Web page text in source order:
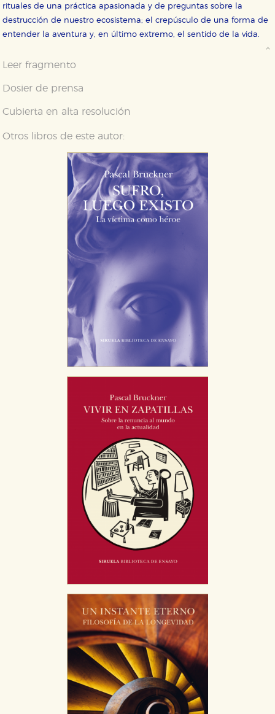
rituales de una práctica apasionada y de preguntas sobre la
destrucción de nuestro ecosistema; el crepúsculo de una forma de
entender la aventura y, en último extremo, el sentido de la vida.
Leer fragmento
Dosier de prensa
Cubierta en alta resolución
Otros libros de este autor:
CONFIGURACIÓN DE COOKIES
Estas cookies son necesarias para que nuestro sitio
nuestro sistema. Es posible hacerlo desde el
áreas de nuestra web dejen de funcionar
correctamente.
Cookies de rendimiento y analíticas
Estas cookies se utilizan para mejorar su experiencia
de navegación y optimizar el funcionamiento de
nuestro sitio web. Almacenan configuraciones de
servicios para que no tenga que reconfigurarlos cada
vez que nos visita. La información es agregada y, por lo
tanto, es anónima.
Cookies de publicidad y redes sociales
Estas cookies son gestionadas por nuestros socios
publicitarios y se utilizan para mostrar publicidad
relevante para sus intereses en otros sitios. No
almacenan directamente información personal sino
que se basan en la identificación única de su
navegador y dispositivo de internet.
GUARDAR CONFIGURACIÓN
política de cookies